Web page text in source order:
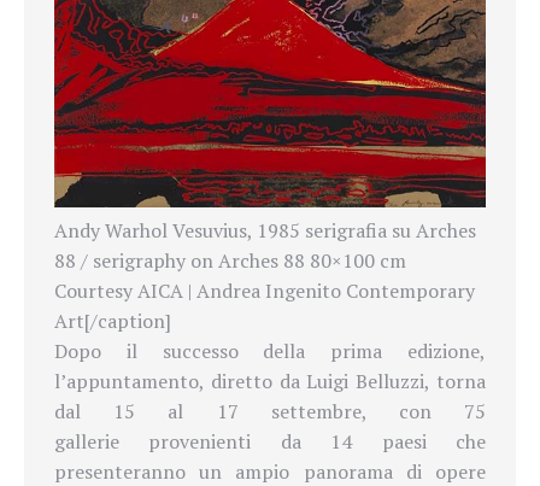
Andy Warhol Vesuvius, 1985 serigrafia su Arches
88 / serigraphy on Arches 88 80×100 cm
Courtesy AICA | Andrea Ingenito Contemporary
Art[/caption]
Dopo il successo della prima edizione,
l’appuntamento, diretto da Luigi Belluzzi, torna
dal 15 al 17 settembre, con 75
gallerie provenienti da 14 paesi che
presenteranno un ampio panorama di opere